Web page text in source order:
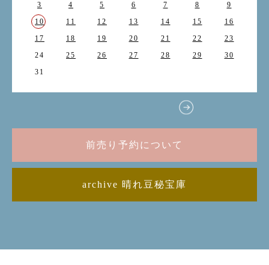
3
4 5 6 7 8
9
10
11 12 13 14 15
16
17
18 19 20 21 22
23
24
25 26 27 28 29
30
31
前売り予約について
archive 晴れ豆秘宝庫